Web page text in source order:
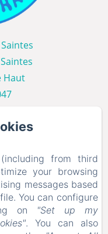
Haut
from third
your browsing
messages based
You can configure
on
"Set up my
. You can also